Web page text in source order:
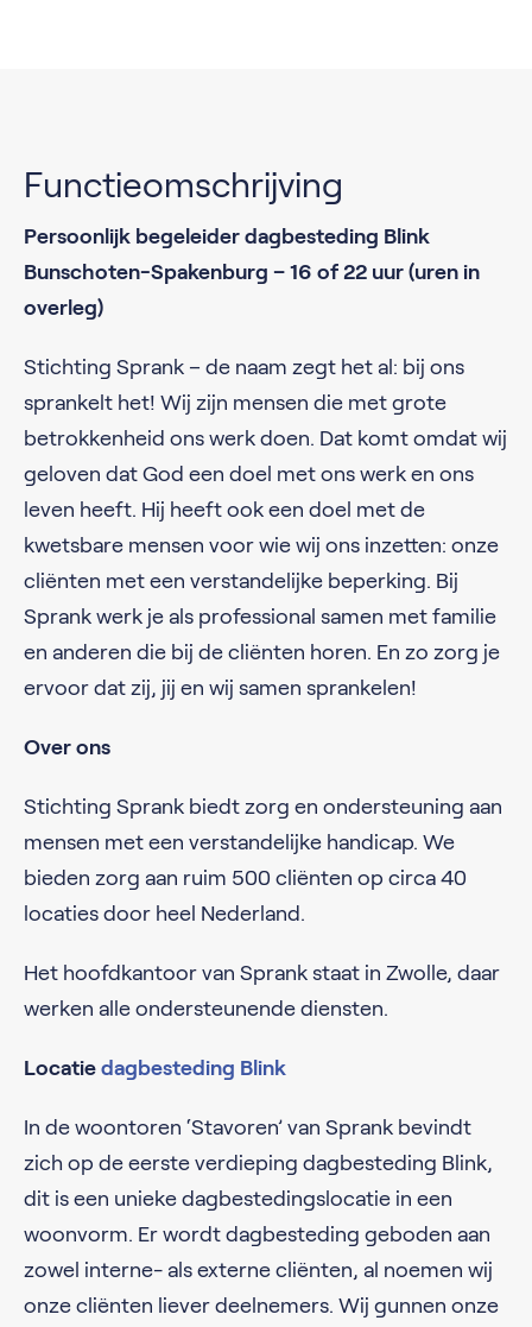
Functieomschrijving
Persoonlijk begeleider dagbesteding Blink
Bunschoten-Spakenburg – 16 of 22 uur (uren in
overleg)
Stichting Sprank – de naam zegt het al: bij ons
sprankelt het! Wij zijn mensen die met grote
betrokkenheid ons werk doen. Dat komt omdat wij
geloven dat God een doel met ons werk en ons
leven heeft. Hij heeft ook een doel met de
kwetsbare mensen voor wie wij ons inzetten: onze
cliënten met een verstandelijke beperking. Bij
Sprank werk je als professional samen met familie
en anderen die bij de cliënten horen. En zo zorg je
ervoor dat zij, jij en wij samen sprankelen!
Over ons
Stichting Sprank biedt zorg en ondersteuning aan
mensen met een verstandelijke handicap. We
bieden zorg aan ruim 500 cliënten op circa 40
locaties door heel Nederland.
Het hoofdkantoor van Sprank staat in Zwolle, daar
werken alle ondersteunende diensten.
Locatie dagbesteding Blink
In de woontoren ‘Stavoren’ van Sprank bevindt
zich op de eerste verdieping dagbesteding Blink,
dit is een unieke dagbestedingslocatie in een
woonvorm. Er wordt dagbesteding geboden aan
zowel interne- als externe cliënten, al noemen wij
onze cliënten liever deelnemers. Wij gunnen onze